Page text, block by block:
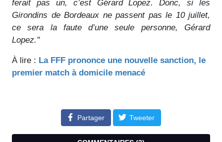
ferait pas un, c’est Gérard Lopez. Donc, si les
Girondins de Bordeaux ne passent pas le 10 juillet,
ce sera la faute d’une seule personne, Gérard
Lopez."
À lire : La FFF prononce une nouvelle sanction, le
premier match à domicile menacé
Partager Tweeter